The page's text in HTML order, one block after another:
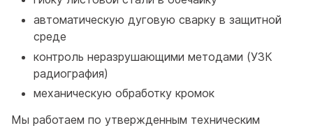
автоматическую дуговую сварку в защитной
среде
контроль неразрушающими методами (УЗК
радиография)
механическую обработку кромок
Мы работаем по утвержденным техническим